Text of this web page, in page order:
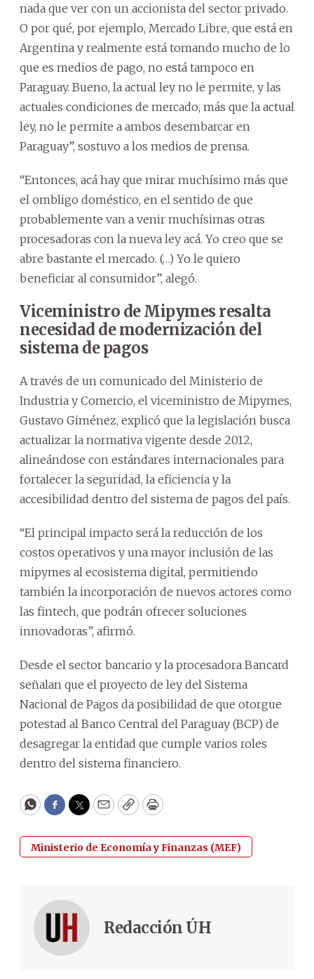
nada que ver con un accionista del sector privado.
O por qué, por ejemplo, Mercado Libre, que está en
Argentina y realmente está tomando mucho de lo
que es medios de pago, no está tampoco en
Paraguay. Bueno, la actual ley no le permite, y las
actuales condiciones de mercado, más que la actual
ley, no le permite a ambos desembarcar en
Paraguay”, sostuvo a los medios de prensa.
“Entonces, acá hay que mirar muchísimo más que
el ombligo doméstico, en el sentido de que
probablemente van a venir muchísimas otras
procesadoras con la nueva ley acá. Yo creo que se
abre bastante el mercado. (…) Yo le quiero
beneficiar al consumidor”, alegó.
Viceministro de Mipymes resalta
necesidad de modernización del
sistema de pagos
A través de un comunicado del Ministerio de
Industria y Comercio, el viceministro de Mipymes,
Gustavo Giménez, explicó que la legislación busca
actualizar la normativa vigente desde 2012,
alineándose con estándares internacionales para
fortalecer la seguridad, la eficiencia y la
accesibilidad dentro del sistema de pagos del país.
“El principal impacto será la reducción de los
costos operativos y una mayor inclusión de las
mipymes al ecosistema digital, permitiendo
también la incorporación de nuevos actores como
las fintech, que podrán ofrecer soluciones
innovadoras”, afirmó.
Desde el sector bancario y la procesadora Bancard
señalan que el proyecto de ley del Sistema
Nacional de Pagos da posibilidad de que otorgue
potestad al Banco Central del Paraguay (BCP) de
desagregar la entidad que cumple varios roles
dentro del sistema financiero.
WhatsApp
Facebook
Twitter
EmailCopyPrint
Ministerio de Economía y Finanzas (MEF)
Redacción ÚH